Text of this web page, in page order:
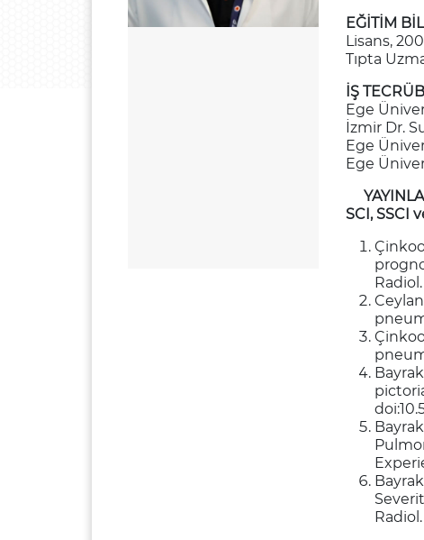
EĞİTİM
Lisans,
Tıpta
İŞ
Ege
İzmir Dr.
Ege
Ege
SCI, SSCI
Radiol.